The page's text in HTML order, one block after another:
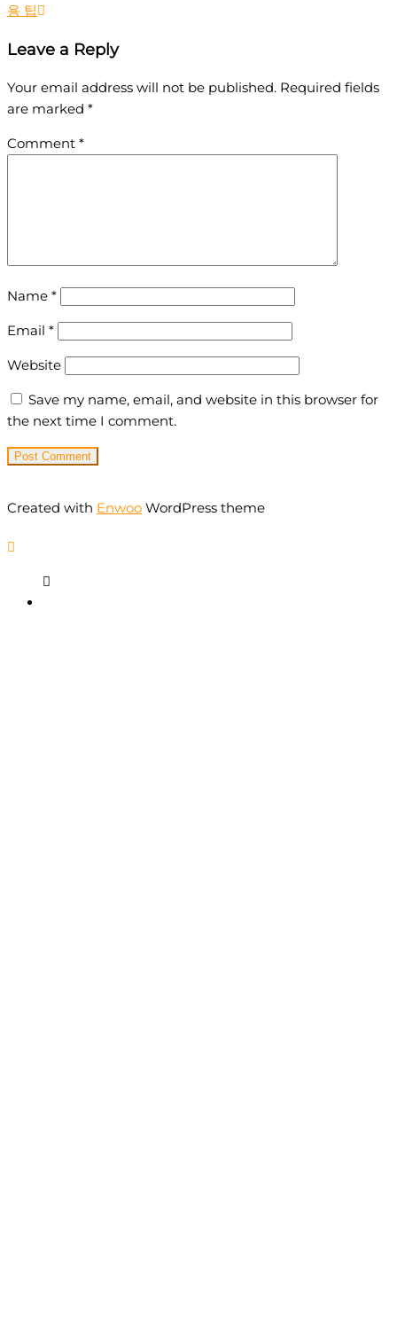
Post
용 팁
Leave a Reply
Your email address will not be published. Required fields
are marked *
Comment *
Name *
Email *
Website
Save my name, email, and website in this browser for
the next time I comment.
Created with Enwoo WordPress theme